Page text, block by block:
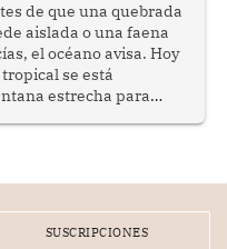
de que una quebrada
aislada o una faena
el océano avisa. Hoy
se está
estrecha para
SUSCRIPCIONES